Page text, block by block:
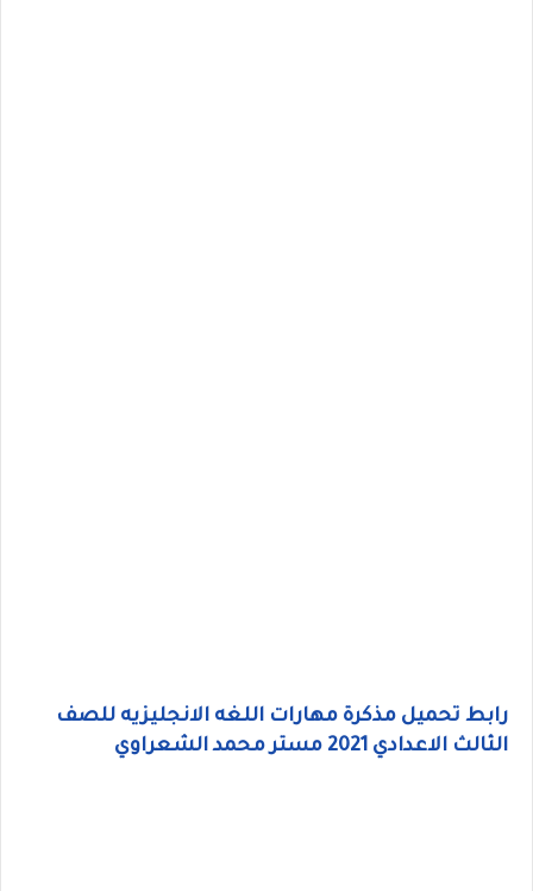
رابط تحميل مذكرة مهارات اللغه الانجليزيه للصف
الثالث الاعدادي 2021 مستر محمد الشعراوي